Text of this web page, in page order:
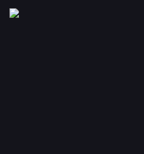
impugnação da adjudicação